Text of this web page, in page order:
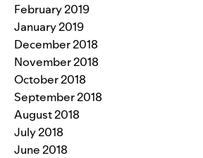
February 2019
January 2019
December 2018
November 2018
October 2018
September 2018
August 2018
July 2018
June 2018